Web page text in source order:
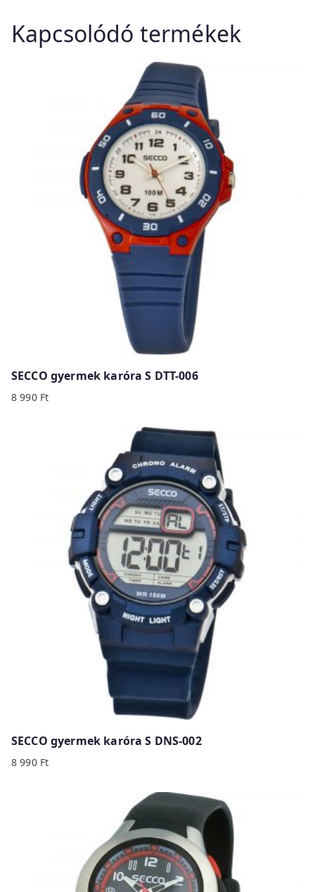
Kapcsolódó termékek
SECCO gyermek karóra S DTT-006
8 990 Ft
SECCO gyermek karóra S DNS-002
8 990 Ft